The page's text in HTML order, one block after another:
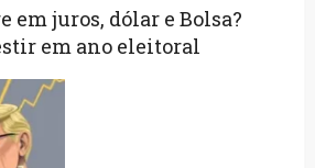
juros, dólar e Bolsa?
em ano eleitoral